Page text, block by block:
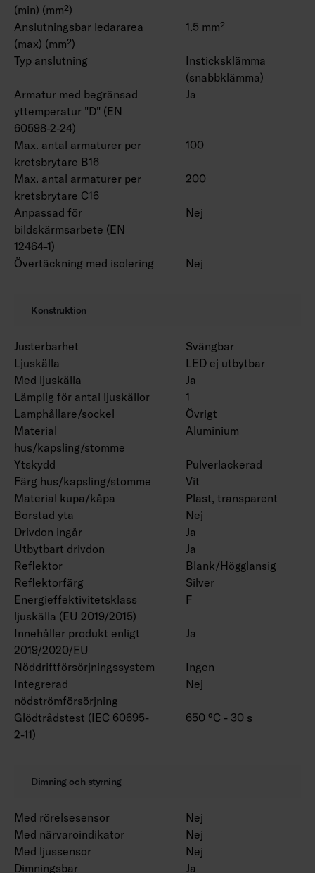
(min) (mm²)
Anslutningsbar ledararea
(max) (mm²)
1.5 mm²
Typ anslutning
Insticksklämma
(snabbklämma)
Armatur med begränsad
yttemperatur "D" (EN
60598-2-24)
Ja
Max. antal armaturer per
kretsbrytare B16
100
Max. antal armaturer per
kretsbrytare C16
200
Anpassad för
bildskärmsarbete (EN
12464-1)
Nej
Övertäckning med isolering Nej
Konstruktion
Justerbarhet
Svängbar
Ljuskälla
LED ej utbytbar
Med ljuskälla
Ja
Lämplig för antal ljuskällor
1
Lamphållare/sockel
Övrigt
Material
hus/kapsling/stomme
Aluminium
Ytskydd
Pulverlackerad
Färg hus/kapsling/stomme
Vit
Material kupa/kåpa
Plast, transparent
Borstad yta
Nej
Drivdon ingår
Ja
Utbytbart drivdon
Ja
Reflektor
Blank/Högglansig
Reflektorfärg
Silver
Energieffektivitetsklass
ljuskälla (EU 2019/2015)
F
Innehåller produkt enligt
2019/2020/EU
Ja
Nöddriftförsörjningssystem
Ingen
Integrerad
nödströmförsörjning
Nej
Glödtrådstest (IEC 60695-
2-11)
650 °C - 30 s
Dimning och styrning
Med rörelsesensor
Nej
Med närvaroindikator
Nej
Med ljussensor
Nej
Dimningsbar
Ja